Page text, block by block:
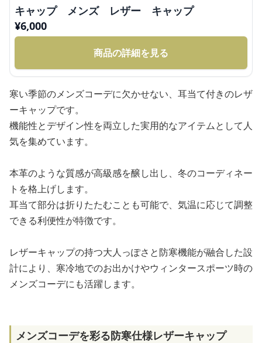
キャップ メンズ レザー キャップ
¥6,000
商品の詳細を見る
寒い季節のメンズコーデに欠かせない、耳当て付きのレザ
ーキャップです。
機能性とデザイン性を両立した実用的なアイテムとして人
気を集めています。
本革のような質感が高級感を醸し出し、冬のコーディネー
トを格上げします。
耳当て部分は折りたたむことも可能で、気温に応じて調整
できる利便性が特徴です。
レザーキャップの持つ大人っぽさと防寒機能が融合した設
計により、寒冷地でのお出かけやウィンタースポーツ時の
メンズコーデにも活躍します。
メンズコーデを彩る防寒仕様レザーキャップ